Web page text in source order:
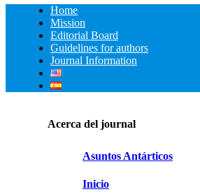
Home
Mission
Editorial Board
Guidelines for authors
Journal Information
Acerca del journal
Asuntos Antárticos
Inicio